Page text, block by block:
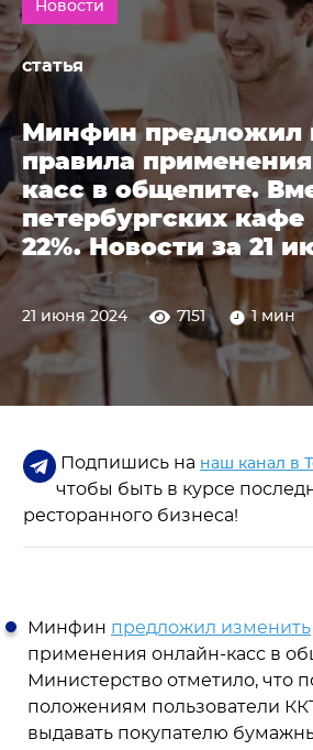
Новости
статья
Минфин предложил
правила
касс в общепите.
петербургских
22%. Новости за 21
21 июня 2024 7151 1 мин
Подпишись на наш канал в
чтобы быть в курсе
ресторанного бизнеса!
Минфин предложил изменить
применения онлайн-касс в
Министерство отметило, что
положениям пользователи
выдавать покупателю